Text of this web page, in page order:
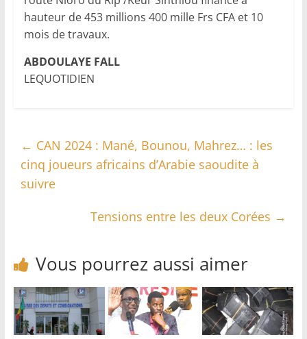
hauteur de 453 millions 400 mille Frs CFA et 10
mois de travaux.
ABDOULAYE FALL
LEQUOTIDIEN
← CAN 2024 : Mané, Bounou, Mahrez… : les
cinq joueurs africains d’Arabie saoudite à
suivre
Tensions entre les deux Corées →
Vous pourrez aussi aimer